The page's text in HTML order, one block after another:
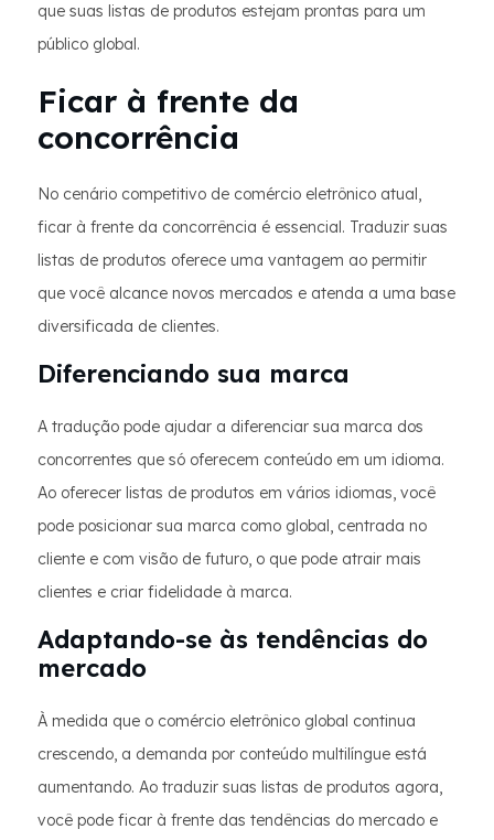
que suas listas de produtos estejam prontas para um
público global.
Ficar à frente da
concorrência
No cenário competitivo de comércio eletrônico atual,
ficar à frente da concorrência é essencial. Traduzir suas
listas de produtos oferece uma vantagem ao permitir
que você alcance novos mercados e atenda a uma base
diversificada de clientes.
Diferenciando sua marca
A tradução pode ajudar a diferenciar sua marca dos
concorrentes que só oferecem conteúdo em um idioma.
Ao oferecer listas de produtos em vários idiomas, você
pode posicionar sua marca como global, centrada no
cliente e com visão de futuro, o que pode atrair mais
clientes e criar fidelidade à marca.
Adaptando-se às tendências do
mercado
À medida que o comércio eletrônico global continua
crescendo, a demanda por conteúdo multilíngue está
aumentando. Ao traduzir suas listas de produtos agora,
você pode ficar à frente das tendências do mercado e